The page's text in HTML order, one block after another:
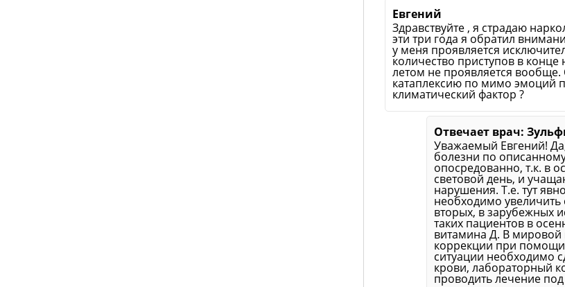
Евгений
Здравствуйте , я страдаю
эти три года я обратил
у меня проявляется
количество приступов в
летом не проявляется
катаплексию по мимо эмоций
климатический фактор ?
Отвечает врач:
Уважаемый Евгений!
болезни по
опосредованно, т.к. в
световой день, и
нарушения. Т.е. тут
необходимо
вторых, в зарубежных
таких пациентов в
витамина Д. В мировой
коррекции при
ситуации необходимо
крови, лабораторный
проводить лечение